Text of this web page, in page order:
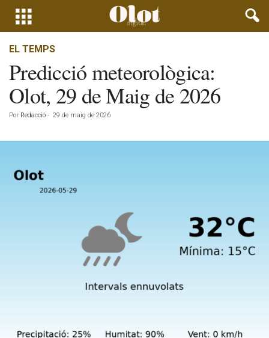
EL TEMPS
Predicció meteorològica:
Olot, 29 de Maig de 2026
Por Redacció - 29 de maig de 2026